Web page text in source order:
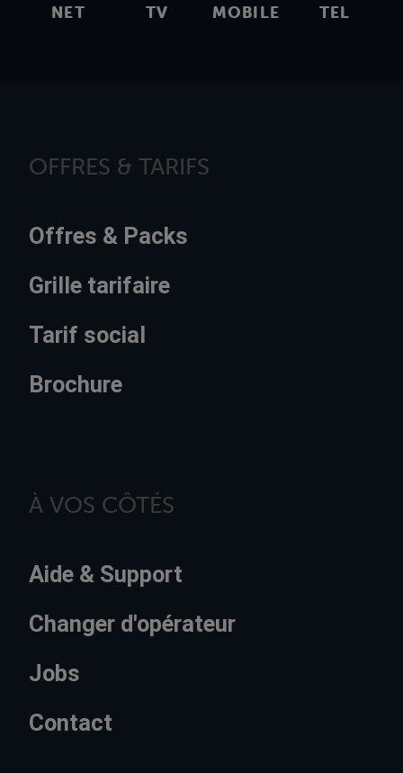
NET TV MOBILE TEL
OFFRES & TARIFS
Offres & Packs
Grille tarifaire
Tarif social
Brochure
À VOS CÔTÉS
Aide & Support
Changer d'opérateur
Jobs
Contact